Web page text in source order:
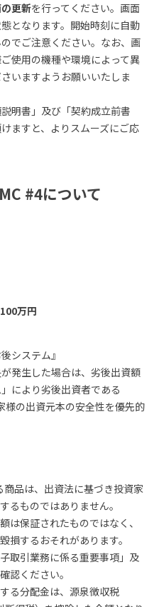
更新を行ってください。画面
となります。開始時刻に自動
でご注意ください。なお、画
使用の機種や環境によって異
いますようお願いいたしま
明書」及び「契約成立前書
ますと、よりスムーズにご応
#4について
万円
システム』
発生した場合は、劣後出資額
により劣後出資者である
様の出資元本の安全性を優先的
品は、出資法に基づき投資家
るものではありません。
は保証されたものではなく、
損するおそれがあります。
取引業務に係る重要事項」及
認ください。
る分配金は、源泉徴収税